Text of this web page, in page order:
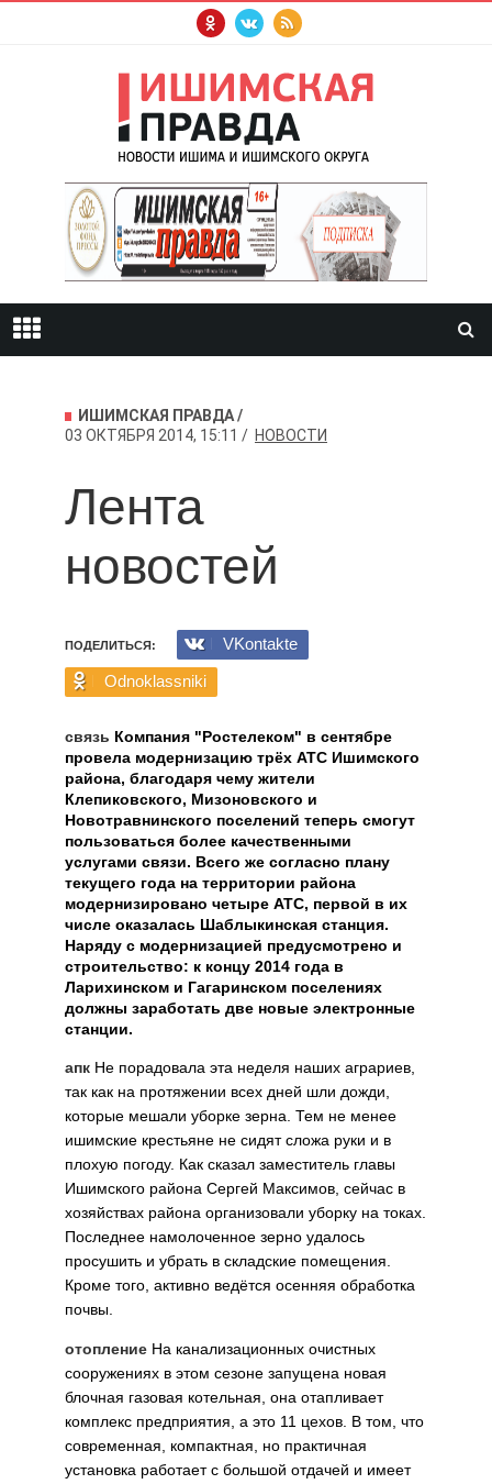
ИШИМСКАЯ ПРАВДА
03 ОКТЯБРЯ 2014, 15:11
НОВОСТИ
Лента
новостей
ПОДЕЛИТЬСЯ:
VKontakte
Odnoklassniki
связь Компания "Ростелеком" в сентябре
провела модернизацию трёх АТС Ишимского
района, благодаря чему жители
Клепиковского, Мизоновского и
Новотравнинского поселений теперь смогут
пользоваться более качественными
услугами связи. Всего же согласно плану
текущего года на территории района
модернизировано четыре АТС, первой в их
числе оказалась Шаблыкинская станция.
Наряду с модернизацией предусмотрено и
строительство: к концу 2014 года в
Ларихинском и Гагаринском поселениях
должны заработать две новые электронные
станции.
апк Не порадовала эта неделя наших аграриев,
так как на протяжении всех дней шли дожди,
которые мешали уборке зерна. Тем не менее
ишимские крестьяне не сидят сложа руки и в
плохую погоду. Как сказал заместитель главы
Ишимского района Сергей Максимов, сейчас в
хозяйствах района организовали уборку на токах.
Последнее намолоченное зерно удалось
просушить и убрать в складские помещения.
Кроме того, активно ведётся осенняя обработка
почвы.
отопление На канализационных очистных
сооружениях в этом сезоне запущена новая
блочная газовая котельная, она отапливает
комплекс предприятия, а это 11 цехов. В том, что
современная, компактная, но практичная
установка работает с большой отдачей и имеет